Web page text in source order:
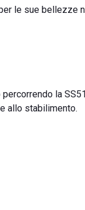
le sue bellezze
la
allo stabilimento.